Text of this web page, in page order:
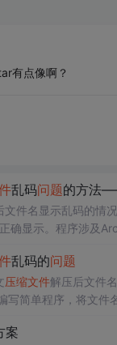
有点像啊？
乱码问题的方法
文件名显示乱码的情
确显示。程序涉及
乱码的问题
压缩文件解压后文件
写简单程序，将文件
案